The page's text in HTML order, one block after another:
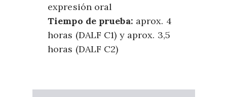
expresión oral
Tiempo de prueba: aprox. 4
horas (DALF C1) y aprox. 3,5
horas (DALF C2)